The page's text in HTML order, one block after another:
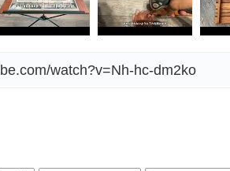
watch?v=Nh-hc-dm2ko